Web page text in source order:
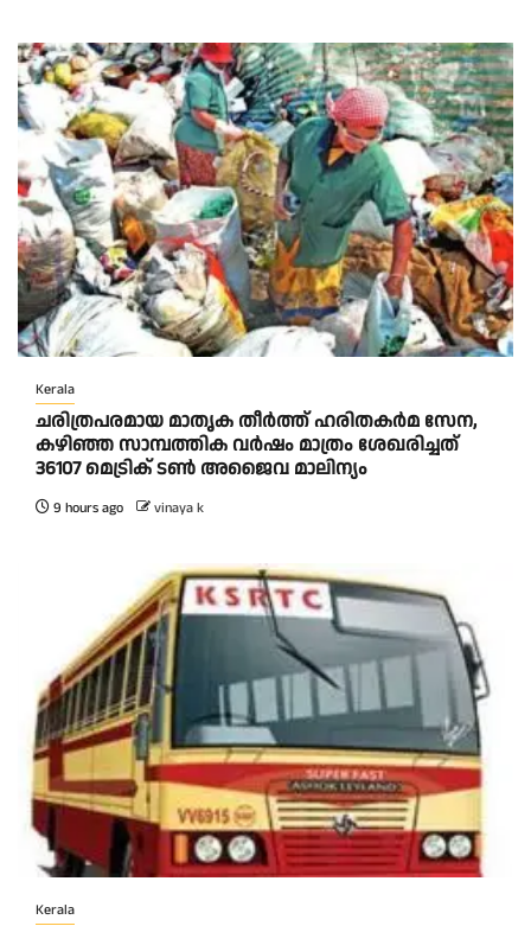
Kerala
ചരിത്രപരമായ മാതൃക തീര്‍ത്ത് ഹരിതകര്‍മ സേന,
കഴിഞ്ഞ സാമ്പത്തിക വര്‍ഷം മാത്രം ശേഖരിച്ചത്
36107 മെട്രിക് ടണ്‍ അജൈവ മാലിന്യം
9 hours ago vinaya k
Kerala